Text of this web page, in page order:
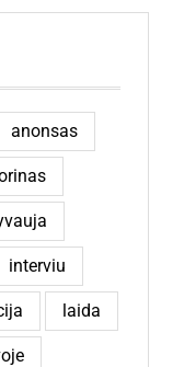
anonsas
interviu
laida